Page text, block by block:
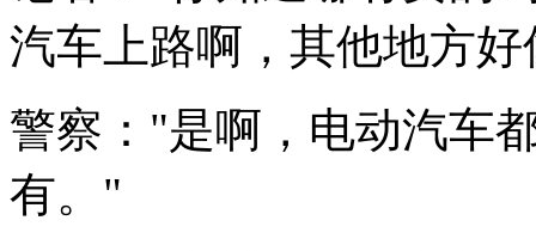
汽车上路啊，其他地方
警察："是啊，电动汽车
有。"